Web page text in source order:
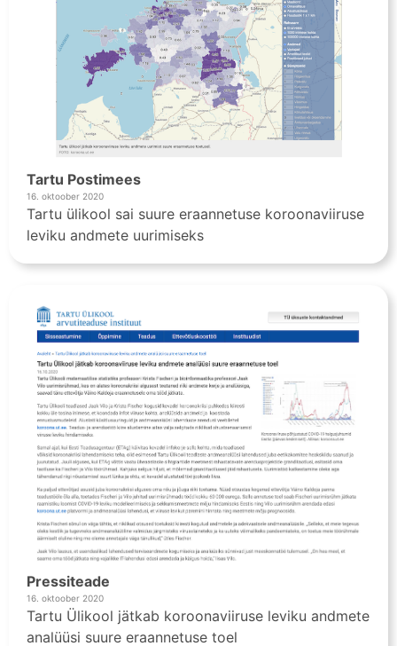
Tartu Postimees
16. oktoober 2020
Tartu ülikool sai suure eraannetuse koroonaviiruse
leviku andmete uurimiseks
Pressiteade
16. oktoober 2020
Tartu Ülikool jätkab koroonaviiruse leviku andmete
analüüsi suure eraannetuse toel